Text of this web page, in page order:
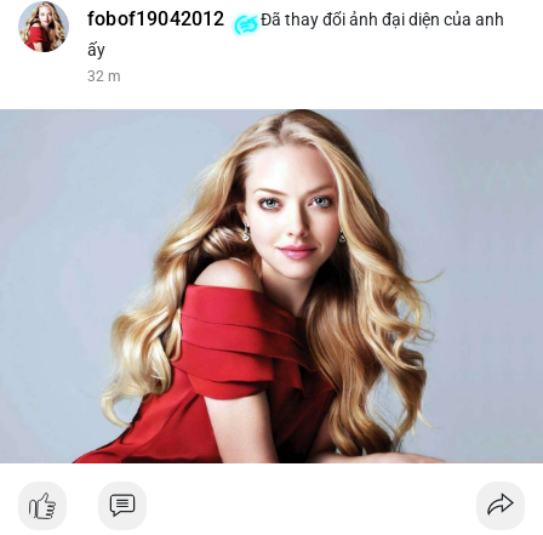
fobof19042012
Đã thay đổi ảnh đại diện của anh
ấy
32 m